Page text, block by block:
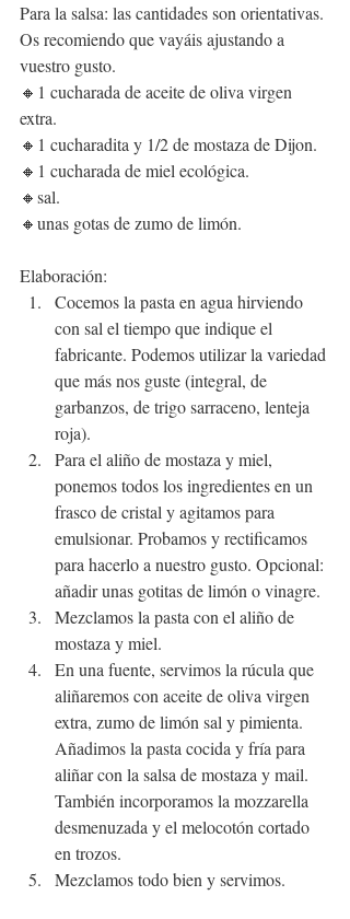
Para la salsa: las cantidades son orientativas.
Os recomiendo que vayáis ajustando a
vuestro gusto.
🔸1 cucharada de aceite de oliva virgen
extra.
🔸1 cucharadita y 1/2 de mostaza de Dijon.
🔸1 cucharada de miel ecológica.
🔸sal.
🔸unas gotas de zumo de limón.
Elaboración:
Cocemos la pasta en agua hirviendo
con sal el tiempo que indique el
fabricante. Podemos utilizar la variedad
que más nos guste (integral, de
garbanzos, de trigo sarraceno, lenteja
roja).
Para el aliño de mostaza y miel,
ponemos todos los ingredientes en un
frasco de cristal y agitamos para
emulsionar. Probamos y rectificamos
para hacerlo a nuestro gusto. Opcional:
añadir unas gotitas de limón o vinagre.
Mezclamos la pasta con el aliño de
mostaza y miel.
En una fuente, servimos la rúcula que
aliñaremos con aceite de oliva virgen
extra, zumo de limón sal y pimienta.
Añadimos la pasta cocida y fría para
aliñar con la salsa de mostaza y mail.
También incorporamos la mozzarella
desmenuzada y el melocotón cortado
en trozos.
Mezclamos todo bien y servimos.